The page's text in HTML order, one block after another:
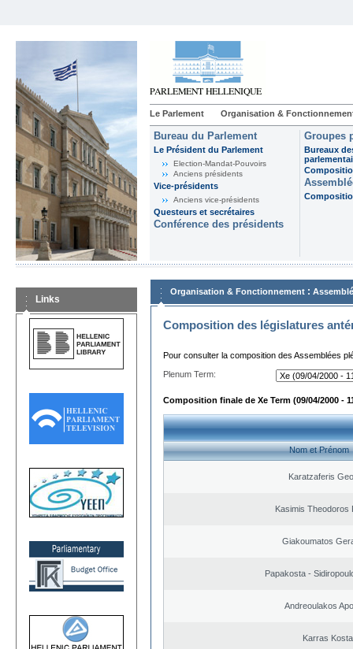
Le Parlement Organisation &
Bureau du Parlement
Le Président du Parlement
Election-Mandat-Pouvoirs
Anciens présidents
Vice-présidents
Anciens vice-présidents
Questeurs et secrétaires
Conférence des présidents
Groupes
Bureaux
Links
Organisation & Fonctionnement :
Composition des législatures
Pour consulter la composition des Assemblées
Plenum Term:
Composition finale de Xe Term (09/04/2000 -
Nom et Prénom
Karatzaferis
Kasimis Theodoros
Giakoumatos
Papakosta -
Andreoulakos
Karras